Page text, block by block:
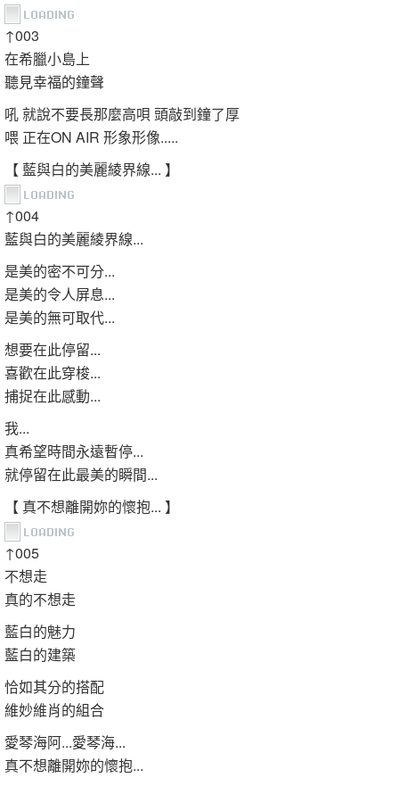
↑003
在希臘小島上
聽見幸福的鐘聲
吼 就說不要長那麼高唄 頭敲到鐘了厚
喂 正在ON AIR 形象形像.....
【 藍與白的美麗綾界線... 】
↑004
藍與白的美麗綾界線...
是美的密不可分...
是美的令人屏息...
是美的無可取代...
想要在此停留...
喜歡在此穿梭...
捕捉在此感動...
我...
真希望時間永遠暫停...
就停留在此最美的瞬間...
【 真不想離開妳的懷抱... 】
↑005
不想走
真的不想走
藍白的魅力
藍白的建築
恰如其分的搭配
維妙維肖的組合
愛琴海阿...愛琴海...
真不想離開妳的懷抱...